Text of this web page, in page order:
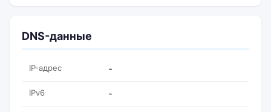
DNS-данные
IP-адрес -
IPv6 -